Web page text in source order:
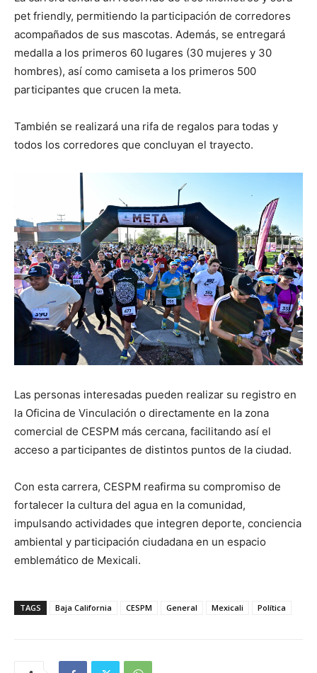
pet friendly, permitiendo la participación de corredores
acompañados de sus mascotas. Además, se entregará
medalla a los primeros 60 lugares (30 mujeres y 30
hombres), así como camiseta a los primeros 500
participantes que crucen la meta.
También se realizará una rifa de regalos para todas y
todos los corredores que concluyan el trayecto.
Las personas interesadas pueden realizar su registro en
la Oficina de Vinculación o directamente en la zona
comercial de CESPM más cercana, facilitando así el
acceso a participantes de distintos puntos de la ciudad.
Con esta carrera, CESPM reafirma su compromiso de
fortalecer la cultura del agua en la comunidad,
impulsando actividades que integren deporte, conciencia
ambiental y participación ciudadana en un espacio
emblemático de Mexicali.
TAGS Baja California CESPM General Mexicali Política